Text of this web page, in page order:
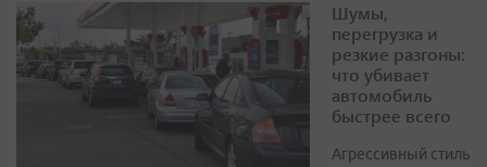
Шумы,
перегрузка и
резкие разгоны:
что убивает
автомобиль
быстрее всего
Агрессивный стиль